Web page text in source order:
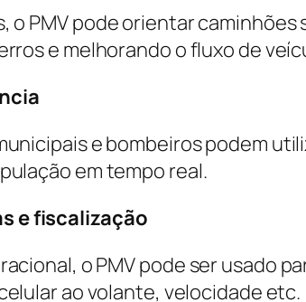
o PMV pode orientar
e melhorando o fluxo de
e bombeiros podem
em tempo real.
e fiscalização
o PMV pode ser usado
ao volante, velocidade etc.